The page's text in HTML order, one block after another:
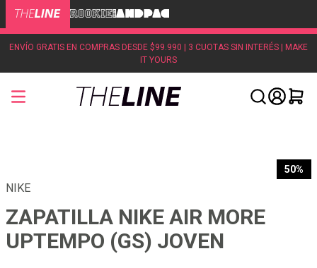
ENVÍO GRATIS EN COMPRAS DESDE $99.990 | 3 CUOTAS SIN INTERÉS | MAKE
IT YOURS
50%
NIKE
ZAPATILLA NIKE AIR MORE
UPTEMPO (GS) JOVEN